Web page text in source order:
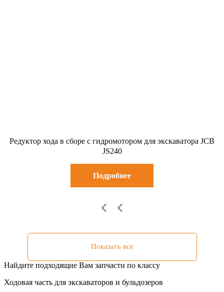
Редуктор хода в сборе с гидромотором для экскаватора JCB
JS240
Подробнее
Показать все
Найдите подходящие Вам запчасти по классу
Ходовая часть для экскаваторов и бульдозеров